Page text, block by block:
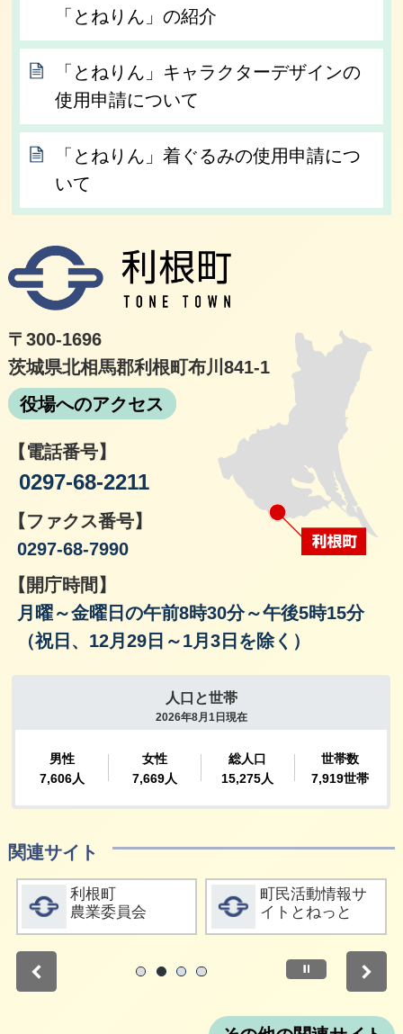
「とねりん」の紹介
「とねりん」キャラクターデザインの
使用申請について
「とねりん」着ぐるみの使用申請につ
いて
〒300-1696
茨城県北相馬郡利根町布川841-1
役場へのアクセス
【電話番号】
0297-68-2211
【ファクス番号】
0297-68-7990
【開庁時間】
月曜～金曜日の午前8時30分～午後5時15分
（祝日、12月29日～1月3日を除く）
関連サイト
詳細をみる
利根町
農業委員会
詳細をみる
町民活動情報サ
イトとねっと
停止